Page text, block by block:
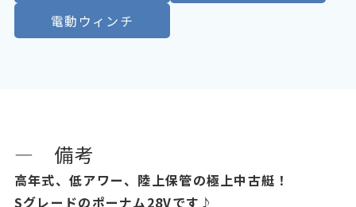
電動ウィンチ
― 備考
高年式、低アワー、陸上保管の極上中古艇！
Sグレードのポーナム28Vです ♪